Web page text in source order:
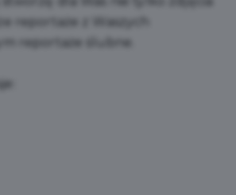
reportaże z Waszych
reportaże ślubne.